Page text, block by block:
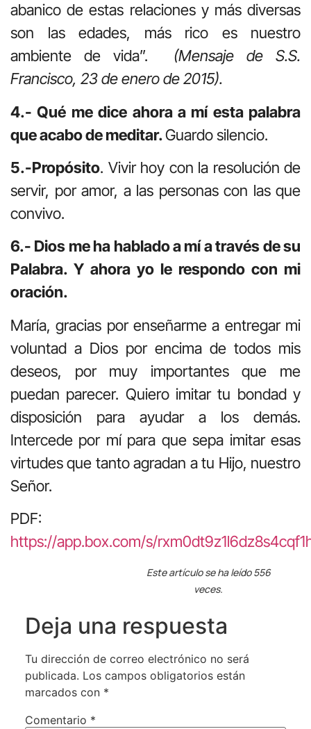
abanico de estas relaciones y más diversas
son las edades, más rico es nuestro
ambiente de vida”. (Mensaje de S.S.
Francisco, 23 de enero de 2015).
4.- Qué me dice ahora a mí esta palabra
que acabo de meditar.Guardo silencio.
5.-Propósito. Vivir hoy con la resolución de
servir, por amor, a las personas con las que
convivo.
6.- Dios me ha hablado a mí a través de su
Palabra. Y ahora yo le respondo con mi
oración.
María, gracias por enseñarme a entregar mi
voluntad a Dios por encima de todos mis
deseos, por muy importantes que me
puedan parecer. Quiero imitar tu bondad y
disposición para ayudar a los demás.
Intercede por mí para que sepa imitar esas
virtudes que tanto agradan a tu Hijo, nuestro
Señor.
PDF:
https://app.box.com/s/
Este artículo se ha leído 556
veces.
Deja una respuesta
Tu dirección de correo electrónico no será
publicada. Los campos obligatorios están
marcados con *
Comentario *